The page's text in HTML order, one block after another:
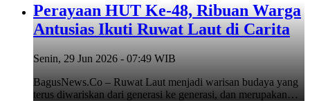
Perayaan HUT Ke-48, Ribuan Warga
Antusias Ikuti Ruwat Laut di Carita
Senin, 29 Jun 2026 - 07:49 WIB
BagusNews.Co – Ruwat Laut menjadi warisan budaya yang
terus diwariskan dari generasi ke generasi, dan merupakan…